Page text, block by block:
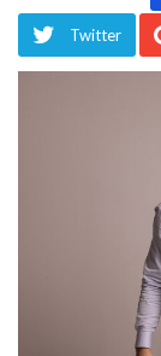
Twitter